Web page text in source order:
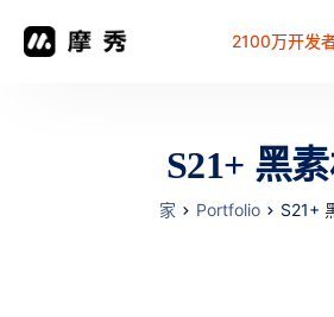
2100万开发
S21+ 黑
家 Portfolio S21+